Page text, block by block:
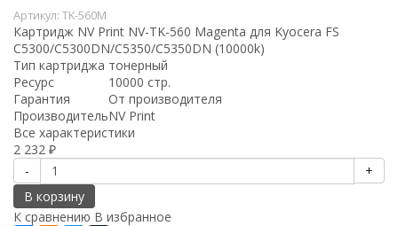
Артикул: TK-560M
Картридж NV Print NV-TK-560 Magenta для Kyocera FS
C5300/C5300DN/C5350/C5350DN (10000k)
Тип картриджа тонерный
Ресурс
10000 стр.
Гарантия
От производителя
ПроизводительNV Print
Все характеристики
2 232 ₽
-
+
В корзину
К сравнению В избранное